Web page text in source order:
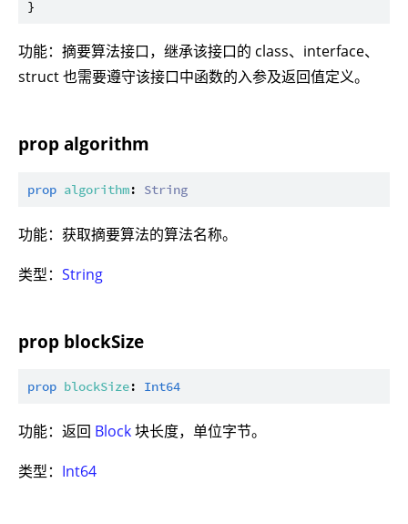
功能：摘要算法接口，继承该接口的 class、interface、
struct 也需要遵守该接口中函数的入参及返回值定义。
prop algorithm
prop algorithm: String
功能：获取摘要算法的算法名称。
类型： String
prop blockSize
prop blockSize: Int64
功能：返回 Block块长度，单位字节。
类型： Int64